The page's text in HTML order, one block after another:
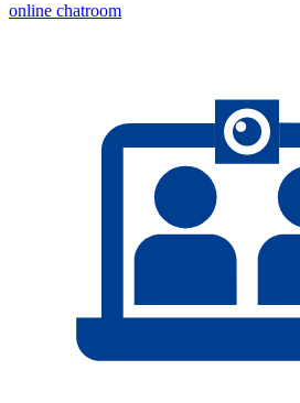
online chatroom